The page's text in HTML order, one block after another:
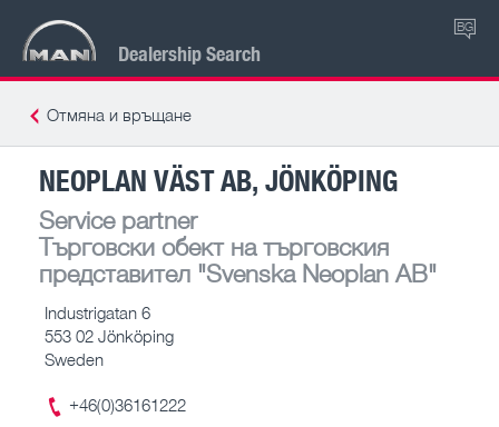
Dealership Search
BG
Отмяна и връщане
NEOPLAN VÄST AB, JÖNKÖPING
Service partner
Търговски обект на търговския
представител "Svenska Neoplan AB"
Industrigatan 6
553 02 Jönköping
Sweden
+46(0)36161222